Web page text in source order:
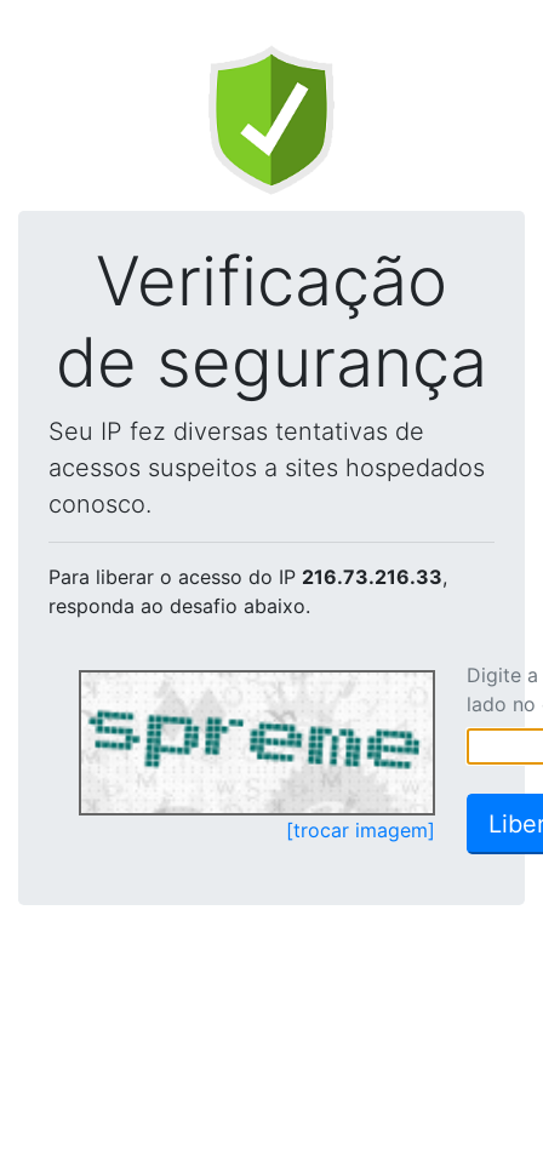
Verificação
de segurança
Seu IP fez diversas tentativas de
acessos suspeitos a sites hospedados
conosco.
Para liberar o acesso do IP 216.73.216.33,
responda ao desafio abaixo.
[trocar imagem]
Digite
lado no